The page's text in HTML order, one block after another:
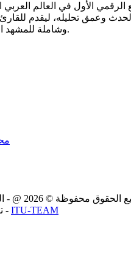
الرقمي الأول في العالم العربي
وعمق تحليله، ليقدم
وشاملة للمشهد العربي والعالم.
الحقوق محفوظة © 2026
@ -
تصميم وتطوير - ITU-TEAM